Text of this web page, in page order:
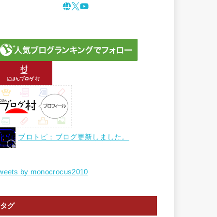
ブロトピ：ブログ更新しました。
by monocrocus2010
タグ